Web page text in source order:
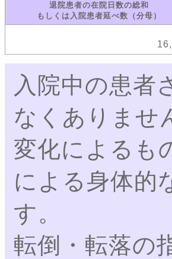
退院患者の在院日数の総和
もしくは入院患者延べ数（分母）
入院中の患者
なくありませ
変化によるも
による身体的
す。
転倒・転落の